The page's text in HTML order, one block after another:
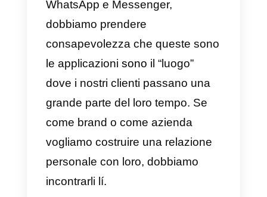
Una caratteristica specifica di
questa tipologia di applicazioni è
la flessibilità: l’utilizzo di strumenti
comeWhatsAppoFacebook
Messengerrimuovono
l’aspettativa dell’istantaneità
parte dell’utente che diventa